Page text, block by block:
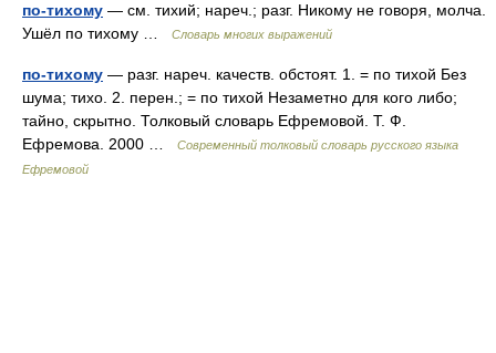
по-тихому — см. тихий; нареч.; разг. Никому не говоря, молча.
Ушёл по тихому …
Словарь многих выражений
по-тихому — разг. нареч. качеств. обстоят. 1. = по тихой Без
шума; тихо. 2. перен.; = по тихой Незаметно для кого либо;
тайно, скрытно. Толковый словарь Ефремовой. Т. Ф.
Ефремова. 2000 …
Современный толковый словарь русского языка
Ефремовой